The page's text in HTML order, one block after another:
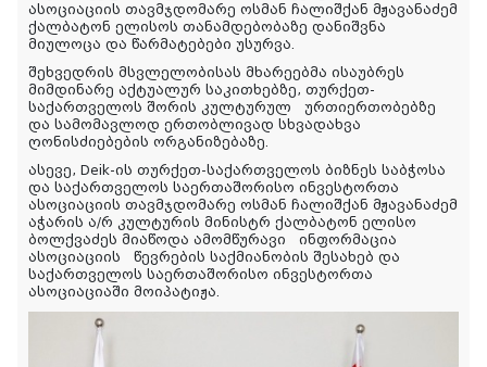
ასოციაციის თავმჯდომარე ოსმან ჩალიშქან მჟავანაძემ
ქალბატონ ელისოს თანამდებობაზე დანიშვნა
მიულოცა და წარმატებები უსურვა.
შეხვედრის მსვლელობისას მხარეებმა ისაუბრეს
მიმდინარე აქტუალურ საკითხებზე, თურქეთ-
საქართველოს შორის კულტურულ ურთიერთობებზე
და სამომავლოდ ერთობლივად სხვადახვა
ღონისძიებების ორგანიზებაზე.
ასევე, Deik-ის თურქეთ-საქართველოს ბიზნეს საბჭოსა
და საქართველოს საერთაშორისო ინვესტორთა
ასოციაციის თავმჯდომარე ოსმან ჩალიშქან მჟავანაძემ
აჭარის ა/რ კულტურის მინისტრ ქალბატონ ელისო
ბოლქვაძეს მიაწოდა ამომწურავი ინფორმაცია
ასოციაციის წევრების საქმიანობის შესახებ და
საქართველოს საერთაშორისო ინვესტორთა
ასოციაციაში მოიპატიჟა.